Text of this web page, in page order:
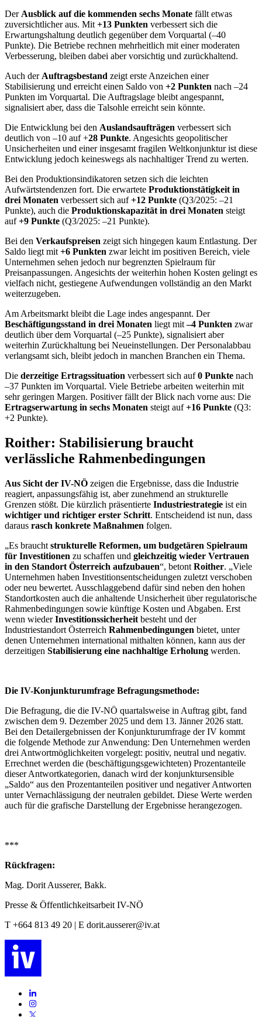
DerAusblick auf die kommenden sechs Monate fällt etwas
zuversichtlicher aus. Mit+13 Punkten verbessert sich die
Erwartungshaltung deutlich gegenüber dem Vorquartal (–40
Punkte). Die Betriebe rechnen mehrheitlich mit einer moderaten
Verbesserung, bleiben dabei aber vorsichtig und zurückhaltend.
Auch derAuftragsbestand zeigt erste Anzeichen einer
Stabilisierung und erreicht einen Saldo von +2 Punkten nach –24
Punkten im Vorquartal. Die Auftragslage bleibt angespannt,
signalisiert aber, dass die Talsohle erreicht sein könnte.
Die Entwicklung bei den Auslandsaufträgen verbessert sich
deutlich von –10 auf +28 Punkte. Angesichts geopolitischer
Unsicherheiten und einer insgesamt fragilen Weltkonjunktur ist diese
Entwicklung jedoch keineswegs als nachhaltiger Trend zu werten.
Bei den Produktionsindikatoren setzen sich die leichten
Aufwärtstendenzen fort. Die erwartete Produktionstätigkeit in
drei Monaten verbessert sich auf+12 Punkte (Q3/2025: –21
Punkte), auch die Produktionskapazität in drei Monaten steigt
auf+9 Punkte (Q3/2025: –21 Punkte).
Bei den Verkaufspreisen zeigt sich hingegen kaum Entlastung. Der
Saldo liegt mit+6 Punkten zwar leicht im positiven Bereich, viele
Unternehmen sehen jedoch nur begrenzten Spielraum für
Preisanpassungen. Angesichts der weiterhin hohen Kosten gelingt es
vielfach nicht, gestiegene Aufwendungen vollständig an den Markt
weiterzugeben.
Am Arbeitsmarkt bleibt die Lage indes angespannt. Der
Beschäftigungsstand in drei Monaten liegt mit–4 Punkten zwar
deutlich über dem Vorquartal (–25 Punkte), signalisiert aber
weiterhin Zurückhaltung bei Neueinstellungen. Der Personalabbau
verlangsamt sich, bleibt jedoch in manchen Branchen ein Thema.
Die derzeitige Ertragssituation verbessert sich auf0 Punkte nach
–37 Punkten im Vorquartal. Viele Betriebe arbeiten weiterhin mit
sehr geringen Margen. Positiver fällt der Blick nach vorne aus: Die
Ertragserwartung in sechs Monaten steigt auf+16 Punkte (Q3:
+2 Punkte).
Roither: Stabilisierung braucht
verlässliche Rahmenbedingungen
Aus Sicht der IV-NÖ zeigen die Ergebnisse, dass die Industrie
reagiert, anpassungsfähig ist, aber zunehmend an strukturelle
Grenzen stößt. Die kürzlich präsentierte Industriestrategie ist ein
wichtiger und richtiger erster Schritt. Entscheidend ist nun, dass
daraus rasch konkrete Maßnahmen folgen.
„Es braucht strukturelle Reformen, um budgetären Spielraum
für Investitionen zu schaffen und gleichzeitig wieder Vertrauen
in den Standort Österreich aufzubauen“, betont Roither. „Viele
Unternehmen haben Investitionsentscheidungen zuletzt verschoben
oder neu bewertet. Ausschlaggebend dafür sind neben den hohen
Standortkosten auch die anhaltende Unsicherheit über regulatorische
Rahmenbedingungen sowie künftige Kosten und Abgaben. Erst
wenn wiederInvestitionssicherheit besteht und der
Industriestandort Österreich Rahmenbedingungen bietet, unter
denen Unternehmen international mithalten können, kann aus der
derzeitigen Stabilisierung eine nachhaltige Erholung werden.
Die IV-Konjunkturumfrage Befragungsmethode:
Die Befragung, die die IV-NÖ quartalsweise in Auftrag gibt, fand
zwischen dem 9. Dezember 2025 und dem 13. Jänner 2026 statt.
Bei den Detailergebnissen der Konjunkturumfrage der IV kommt
die folgende Methode zur Anwendung: Den Unternehmen werden
drei Antwortmöglichkeiten vorgelegt: positiv, neutral und negativ.
Errechnet werden die (beschäftigungsgewichteten) Prozentanteile
dieser Antwortkategorien, danach wird der konjunktursensible
„Saldo“ aus den Prozentanteilen positiver und negativer Antworten
unter Vernachlässigung der neutralen gebildet. Diese Werte werden
auch für die grafische Darstellung der Ergebnisse herangezogen.
***
Rückfragen:
Mag. Dorit Ausserer, Bakk.
Presse & Öffentlichkeitsarbeit IV-NÖ
T +664 813 49 20 | E dorit.ausserer@iv.at